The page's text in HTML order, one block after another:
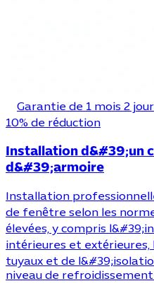
Garantie de 1 mois 2
10% de réduction
Installation d&#39;un
d&#39;armoire
Installation
de fenêtre selon les
élevées, y compris
intérieures et
tuyaux et de
niveau de